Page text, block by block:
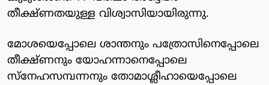
തീക്ഷ്ണതയുള്ള വിശ്വാസിയായിരുന്നു.
മോശയെപ്പോലെ ശാന്തനും പത്രോസിനെപ്പോലെ
തീക്ഷ്ണനും യോഹന്നാനെപ്പോലെ
സ്‌നേഹസമ്പന്നനും തോമാശ്ലീഹായെപ്പോലെ